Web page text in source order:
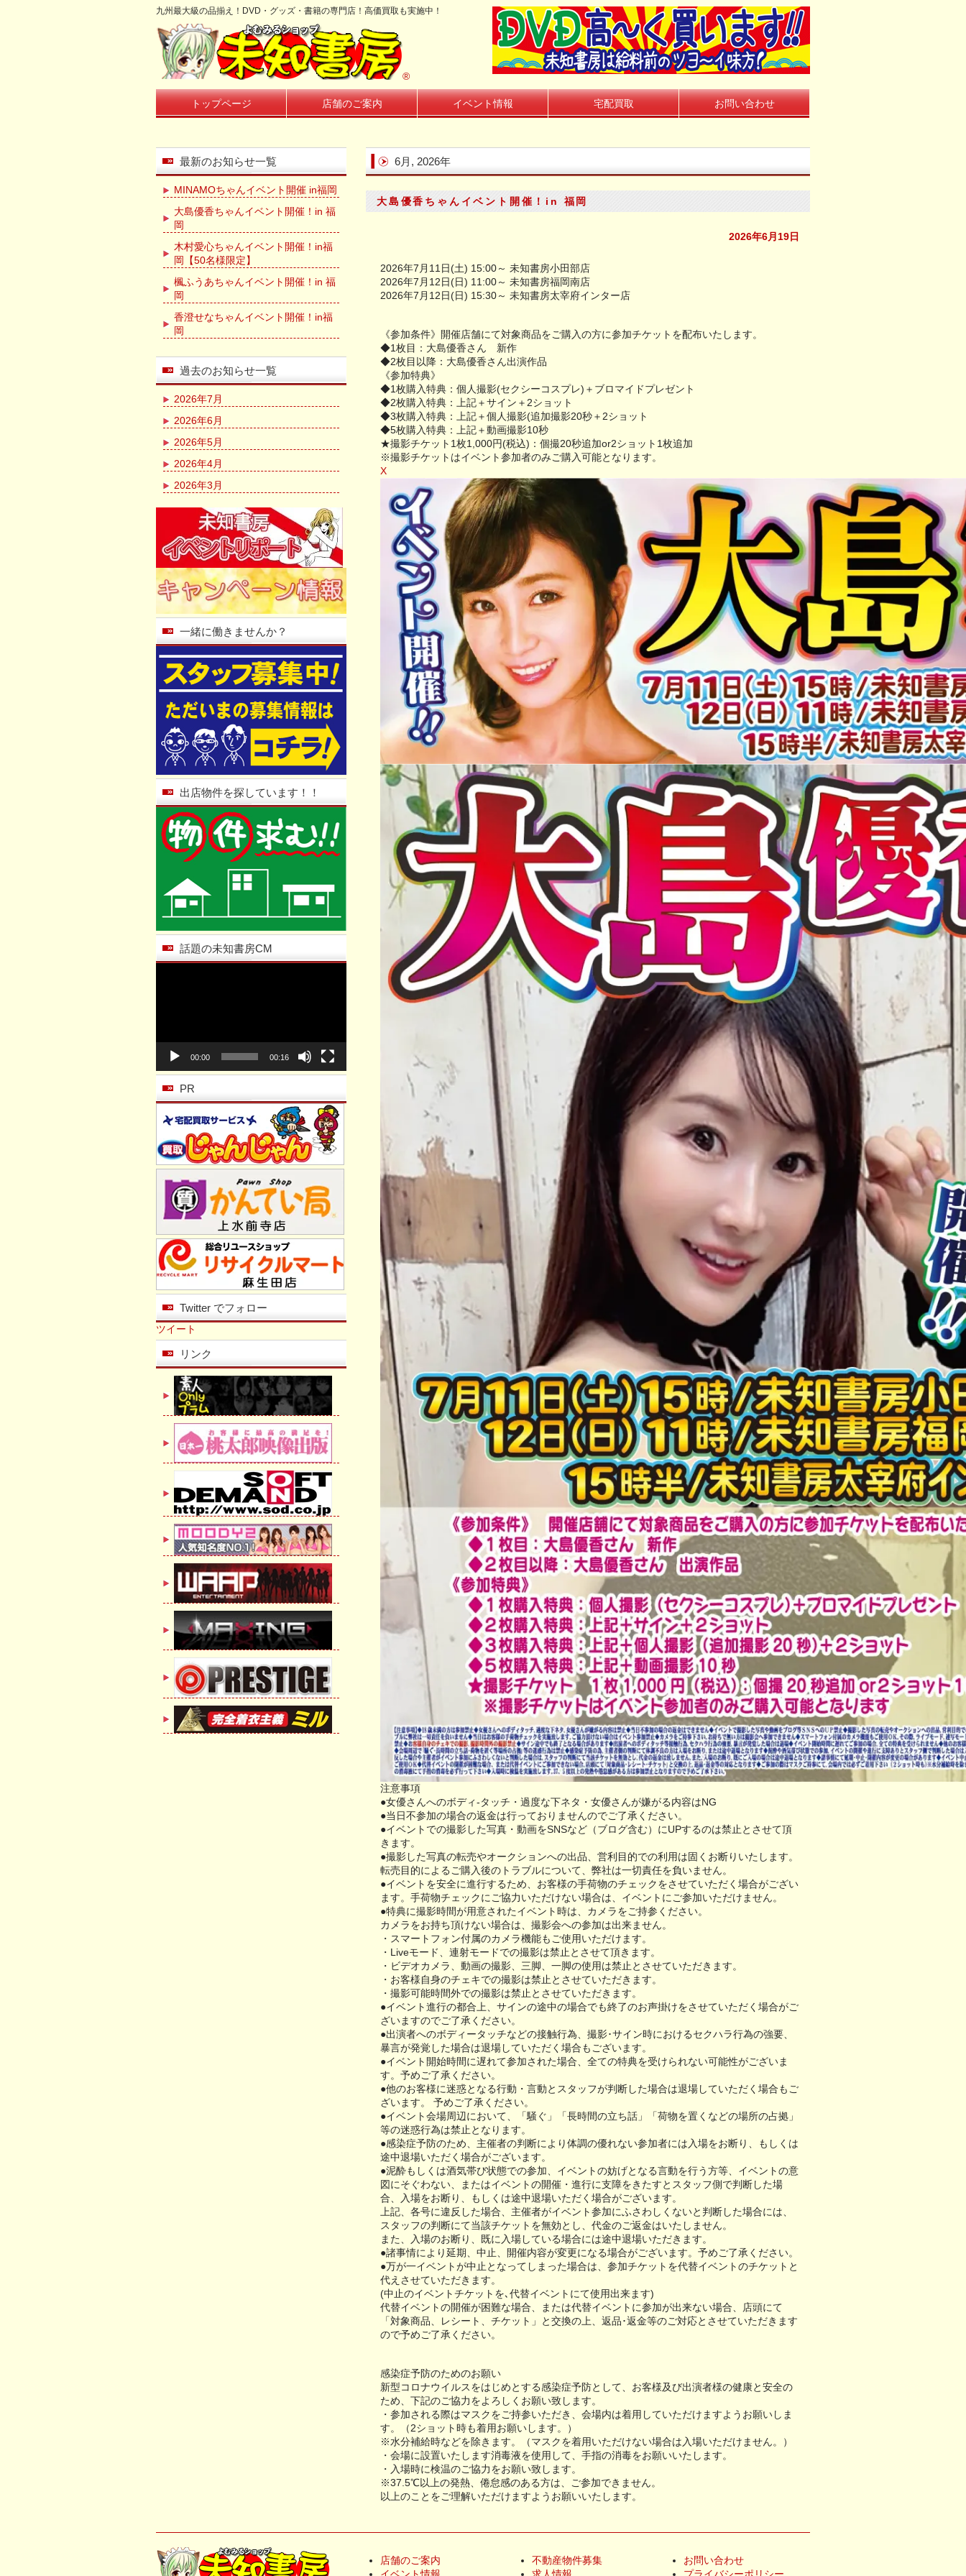
九州最大級の品揃え！DVD・グッズ・書籍の専門店！高価買取も実施中！
®
トップページ 店舗のご案内 イベント情報 宅配買取 お問い合わせ
6月, 2026年
大島優香ちゃんイベント開催！in 福岡
2026年6月19日
2026年7月11日(土) 15:00～ 未知書房小田部店
2026年7月12日(日) 11:00～ 未知書房福岡南店
2026年7月12日(日) 15:30～ 未知書房太宰府インター店
《参加条件》開催店舗にて対象商品をご購入の方に参加チケットを配布いたします。
◆1枚目：大島優香さん 新作
◆2枚目以降：大島優香さん出演作品
《参加特典》
◆1枚購入特典：個人撮影(セクシーコスプレ)＋ブロマイドプレゼント
◆2枚購入特典：上記＋サイン＋2ショット
◆3枚購入特典：上記＋個人撮影(追加撮影20秒＋2ショット
◆5枚購入特典：上記＋動画撮影10秒
★撮影チケット1枚1,000円(税込)：個撮20秒追加or2ショット1枚追加
※撮影チケットはイベント参加者のみご購入可能となります。
X
注意事項
●女優さんへのボディ-タッチ・過度な下ネタ・女優さんが嫌がる内容はNG
●当日不参加の場合の返金は行っておりませんのでご了承ください。
●イベントでの撮影した写真・動画をSNSなど（ブログ含む）にUPするのは禁止とさせて頂
きます。
●撮影した写真の転売やオークションへの出品、営利目的での利用は固くお断りいたします。
転売目的によるご購入後のトラブルについて、弊社は一切責任を負いません。
●イベントを安全に進行するため、お客様の手荷物のチェックをさせていただく場合がござい
ます。手荷物チェックにご協力いただけない場合は、イベントにご参加いただけません。
●特典に撮影時間が用意されたイベント時は、カメラをご持参ください。
カメラをお持ち頂けない場合は、撮影会への参加は出来ません。
・スマートフォン付属のカメラ機能もご使用いただけます。
・Liveモード、連射モードでの撮影は禁止とさせて頂きます。
・ビデオカメラ、動画の撮影、三脚、一脚の使用は禁止とさせていただきます。
・お客様自身のチェキでの撮影は禁止とさせていただきます。
・撮影可能時間外での撮影は禁止とさせていただきます。
●イベント進行の都合上、サインの途中の場合でも終了のお声掛けをさせていただく場合がご
ざいますのでご了承ください。
●出演者へのボディータッチなどの接触行為、撮影･サイン時におけるセクハラ行為の強要、
暴言が発覚した場合は退場していただく場合もございます。
●イベント開始時間に遅れて参加された場合、全ての特典を受けられない可能性がございま
す。予めご了承ください。
●他のお客様に迷惑となる行動・言動とスタッフが判断した場合は退場していただく場合もご
ざいます。 予めご了承ください。
●イベント会場周辺において、「騒ぐ」「長時間の立ち話」「荷物を置くなどの場所の占拠」
等の迷惑行為は禁止となります。
●感染症予防のため、主催者の判断により体調の優れない参加者には入場をお断り、もしくは
途中退場いただく場合がございます。
●泥酔もしくは酒気帯び状態での参加、イベントの妨げとなる言動を行う方等、イベントの意
図にそぐわない、またはイベントの開催・進行に支障をきたすとスタッフ側で判断した場
合、入場をお断り、もしくは途中退場いただく場合がございます。
上記、各号に違反した場合、主催者がイベント参加にふさわしくないと判断した場合には、
スタッフの判断にて当該チケットを無効とし、代金のご返金はいたしません。
また、入場のお断り、既に入場している場合には途中退場いただきます。
●諸事情により延期、中止、開催内容が変更になる場合がございます。予めご了承ください。
●万が一イベントが中止となってしまった場合は、参加チケットを代替イベントのチケットと
代えさせていただきます。
(中止のイベントチケットを､代替イベントにて使用出来ます)
代替イベントの開催が困難な場合、または代替イベントに参加が出来ない場合、店頭にて
「対象商品、レシート、チケット」と交換の上、返品･返金等のご対応とさせていただきます
ので予めご了承ください。
感染症予防のためのお願い
新型コロナウイルスをはじめとする感染症予防として、お客様及び出演者様の健康と安全の
ため、下記のご協力をよろしくお願い致します。
・参加される際はマスクをご持参いただき、会場内は着用していただけますようお願いしま
す。（2ショット時も着用お願いします。）
※水分補給時などを除きます。（マスクを着用いただけない場合は入場いただけません。）
・会場に設置いたします消毒液を使用して、手指の消毒をお願いいたします。
・入場時に検温のご協力をお願い致します。
※37.5℃以上の発熱、倦怠感のある方は、ご参加できません。
以上のことをご理解いただけますようお願いいたします。
最新のお知らせ一覧
MINAMOちゃんイベント開催 in福岡
大島優香ちゃんイベント開催！in 福
岡
木村愛心ちゃんイベント開催！in福
岡【50名様限定】
楓ふうあちゃんイベント開催！in 福
岡
香澄せなちゃんイベント開催！in福
岡
過去のお知らせ一覧
2026年7月
2026年6月
2026年5月
2026年4月
2026年3月
一緒に働きませんか？
出店物件を探しています！！
話題の未知書房CM
00:00 00:16
PR
Twitter でフォロー
ツイート
リンク
店舗のご案内
不動産物件募集
お問い合わせ